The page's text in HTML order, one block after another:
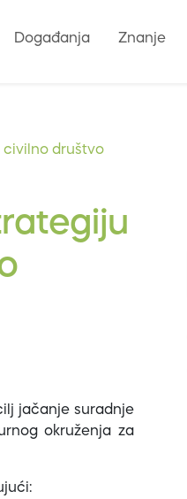
Događanja Znanje
civilno društvo
jačanje suradnje
okruženja za